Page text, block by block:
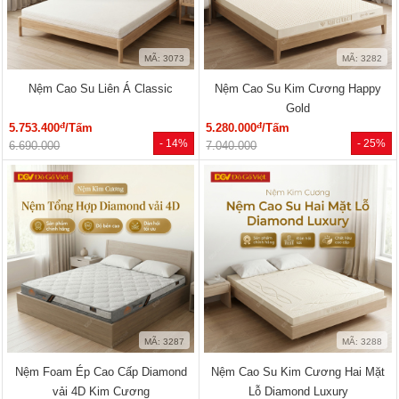
- 14%
MÃ: 3073
Nệm Cao Su Liên Á Classic
5.753.400đ/Tấm
6.690.000
- 25%
MÃ: 3282
Nệm Cao Su Kim Cương Happy
Gold
5.280.000đ/Tấm
7.040.000
MÃ: 3287
Nệm Foam Ép Cao Cấp Diamond
vải 4D Kim Cương
MÃ: 3288
Nệm Cao Su Kim Cương Hai Mặt
Lỗ Diamond Luxury